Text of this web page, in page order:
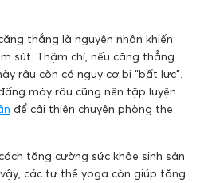
thẳng là nguyên nhân khiến
sút. Thậm chí, nếu căng thẳng
râu còn có nguy cơ bị “bất lực”.
mày râu cũng nên tập luyện
để cải thiện chuyện phòng the
tăng cường sức khỏe sinh sản
các tư thế yoga còn giúp tăng